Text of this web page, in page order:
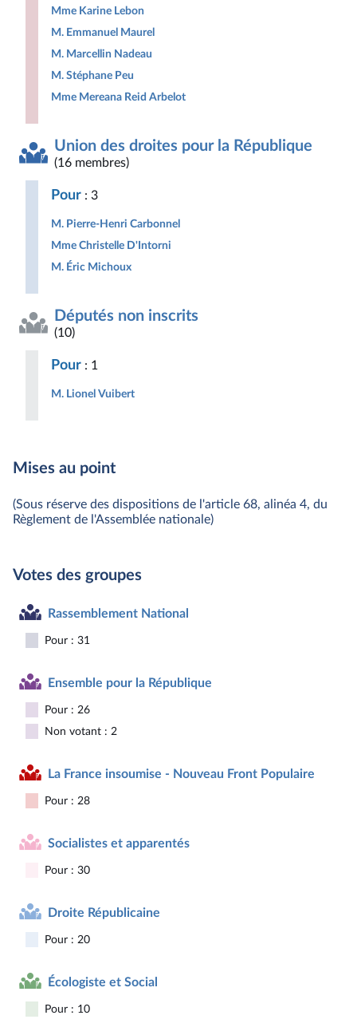
Mme Karine Lebon
M. Emmanuel Maurel
M. Marcellin Nadeau
M. Stéphane Peu
Mme Mereana Reid Arbelot
Union des droites pour la République
(16 membres)
Pour : 3
M. Pierre-Henri Carbonnel
Mme Christelle D'Intorni
M. Éric Michoux
Députés non inscrits
(10)
Pour : 1
M. Lionel Vuibert
Mises au point
(Sous réserve des dispositions de l'article 68, alinéa 4, du
Règlement de l'Assemblée nationale)
Votes des groupes
Rassemblement National
Pour : 31
Ensemble pour la République
Pour : 26
Non votant : 2
La France insoumise - Nouveau Front Populaire
Pour : 28
Socialistes et apparentés
Pour : 30
Droite Républicaine
Pour : 20
Écologiste et Social
Pour : 10